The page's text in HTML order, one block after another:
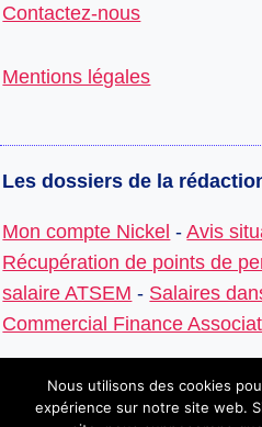
Contactez-nous
Mentions légales
Les dossiers de la
Mon compte Nickel -Avis
Récupération de points de
salaire ATSEM - Salaires
Commercial Finance
Nous utilisons des cookies
expérience sur notre site web.